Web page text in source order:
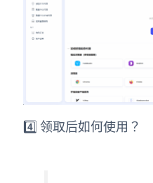
4️⃣ 领取后如何使用？